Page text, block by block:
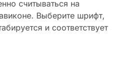
считываться на
Выберите шрифт,
и соответствует